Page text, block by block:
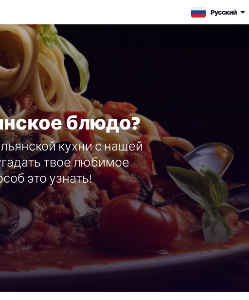
Pусский
блюдо?
кухни с нашей
твое любимое
это узнать!